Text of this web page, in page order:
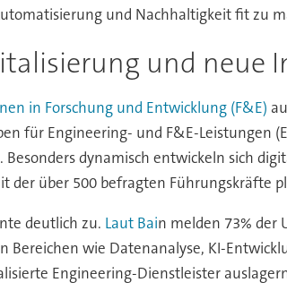
und Nachhaltigkeit fit zu
und neue
in Forschung und Entwicklung (F&E)
für Engineering- und F&E-Leistungen
dynamisch entwickeln sich
der über 500 befragten Führungskräfte
deutlich zu. Laut Bain melden 73%
Bereichen wie Datenanalyse, KI-
Engineering-Dienstleister